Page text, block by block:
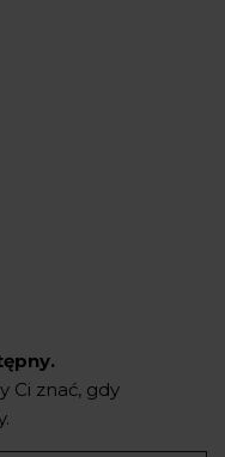
Ci znać, gdy